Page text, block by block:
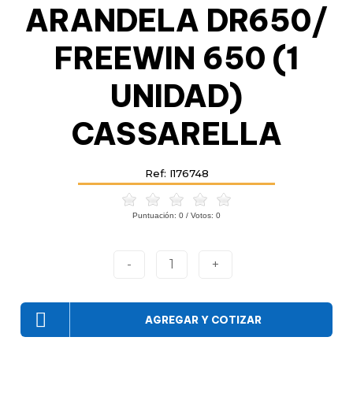
ARANDELA DR650/
FREEWIN 650 (1
UNIDAD)
CASSARELLA
Ref: I176748
Puntuación: 0 / Votos: 0
- 1 +
AGREGAR Y COTIZAR